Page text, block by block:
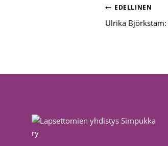
selaus
EDELLINEN
Ulrika Björkstam: